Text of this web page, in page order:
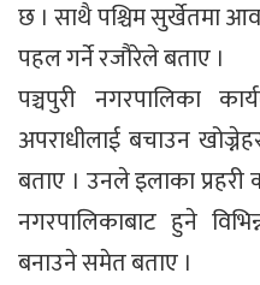
छ । साथै पश्चिम सुर्खेतमा
पहल गर्ने रजौरेले बताए ।
पञ्चपुरी नगरपालिका
अपराधीलाई बचाउन
बताए । उनले इलाका
नगरपालिकाबाट हुने
बनाउने समेत बताए ।